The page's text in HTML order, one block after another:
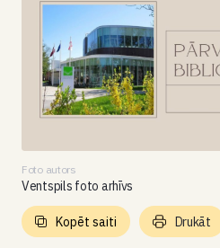
Foto autors
Ventspils foto arhīvs
Kopēt saiti Drukāt